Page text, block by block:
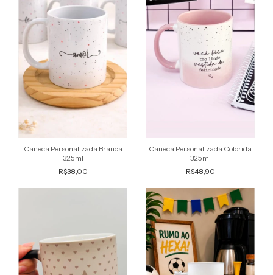
Caneca Personalizada Branca
325ml
R$38,00
Caneca Personalizada Colorida
325ml
R$48,90